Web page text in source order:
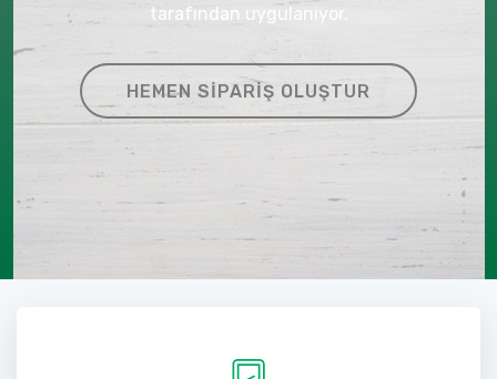
tarafından uygulanıyor.
HEMEN SIPARIŞ OLUŞTUR